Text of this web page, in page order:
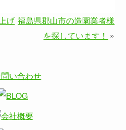
げ 福島県郡山市の造園業者様
を探しています！ »